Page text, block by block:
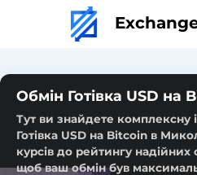
Обмін Готівка USD на
Тут ви знайдете комплексну
Готівка USD на Bitcoin в
курсів до рейтингу надійних
щоб ваш обмін був